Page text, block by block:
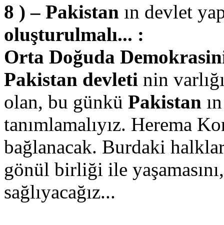
8 ) – Pakistan ın devlet
oluşturulmalı... :
Orta Doğuda
Pakistan devleti nin
olan, bu günkü Pakistan
tanımlamalıyız. Herema
bağlanacak. Burdaki
gönül birliği ile
sağlıyacağız...